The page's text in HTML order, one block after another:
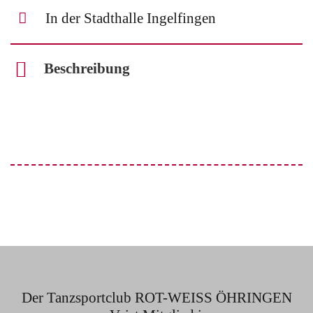
In der Stadthalle Ingelfingen
Beschreibung
Der Tanzsportclub ROT-WEISS ÖHRINGEN